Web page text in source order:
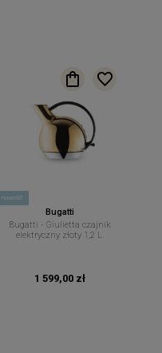
nowość
Bugatti
Bugatti - Giulietta czajnik
elektryczny złoty 1,2 L.
1 599,00 zł